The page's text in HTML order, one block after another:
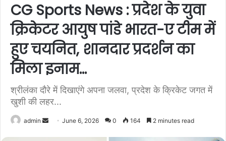
CG Sports News : प्रदेश के युवा
क्रिकेटर आयुष पांडे भारत-ए टीम में
हुए चयनित, शानदार प्रदर्शन का
मिला इनाम…
श्रीलंका दौरे में दिखाएंगे अपना जलवा, प्रदेश के क्रिकेट जगत में
खुशी की लहर...
admin
SendJune 6, 2026 0 164 2 minutes read